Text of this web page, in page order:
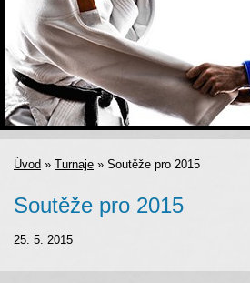
Úvod » Turnaje » Soutěže pro 2015
Soutěže pro 2015
25. 5. 2015